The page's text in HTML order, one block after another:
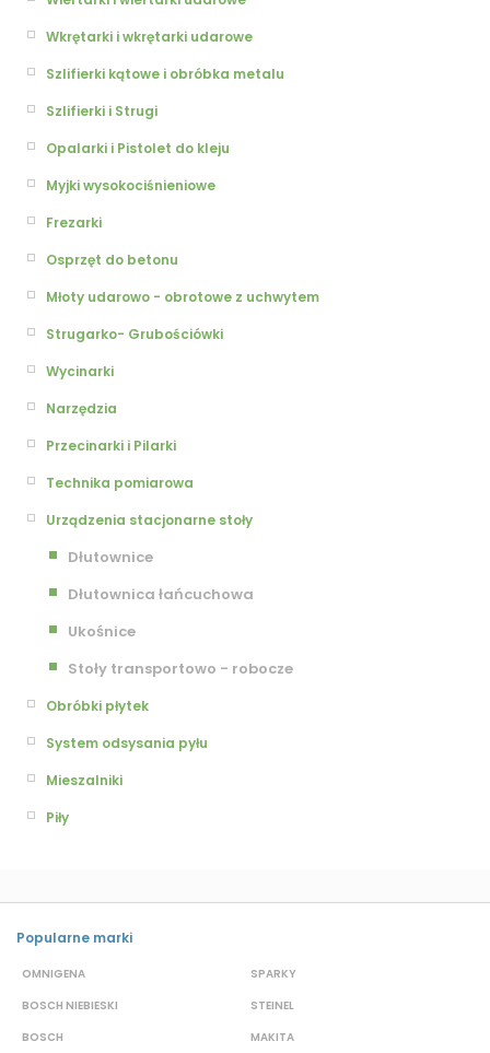
Wkrętarki i wkrętarki udarowe
Szlifierki kątowe i obróbka metalu
Szlifierki i Strugi
Opalarki i Pistolet do kleju
Myjki wysokociśnieniowe
Frezarki
Osprzęt do betonu
Młoty udarowo - obrotowe z uchwytem
Strugarko- Grubościówki
Wycinarki
Narzędzia
Przecinarki i Pilarki
Technika pomiarowa
Urządzenia stacjonarne stoły
Dłutownice
Dłutownica łańcuchowa
Ukośnice
Stoły transportowo - robocze
Obróbki płytek
System odsysania pyłu
Mieszalniki
Piły
Popularne marki
OMNIGENA
BOSCH NIEBIESKI
BOSCH
SPARKY
STEINEL
MAKITA